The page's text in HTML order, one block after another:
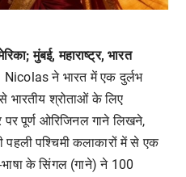
मुंबई, महाराष्ट्र, भारत
Nicolas ने भारत में एक दुर्लभ
भारतीय श्रोताओं के लिए
पूर्ण ओरिजिनल गाने लिखने,
पहली पश्चिमी कलाकारों में से एक
के सिंगल (गाने) ने 100